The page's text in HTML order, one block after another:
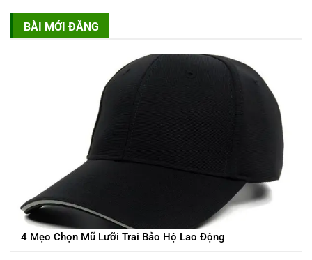
BÀI MỚI ĐĂNG
4 Mẹo Chọn Mũ Lưỡi Trai Bảo Hộ Lao Động